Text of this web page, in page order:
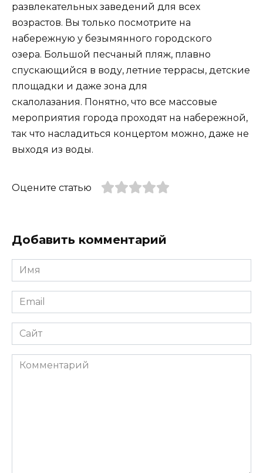
развлекательных заведений для всех
возрастов. Вы только посмотрите на
набережную у безымянного городского
озера. Большой песчаный пляж, плавно
спускающийся в воду, летние террасы, детские
площадки и даже зона для
скалолазания. Понятно, что все массовые
мероприятия города проходят на набережной,
так что насладиться концертом можно, даже не
выходя из воды.
Оцените статью
Добавить комментарий
Имя
*
Email
*
Сайт
Комментарий